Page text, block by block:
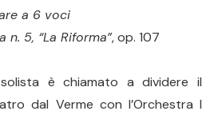
a 6 voci
n. 5, “La Riforma”, op. 107
è chiamato a dividere il
dal Verme con l’Orchestra I